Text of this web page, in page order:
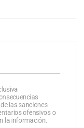
las sanciones
ofensivos o
la información.